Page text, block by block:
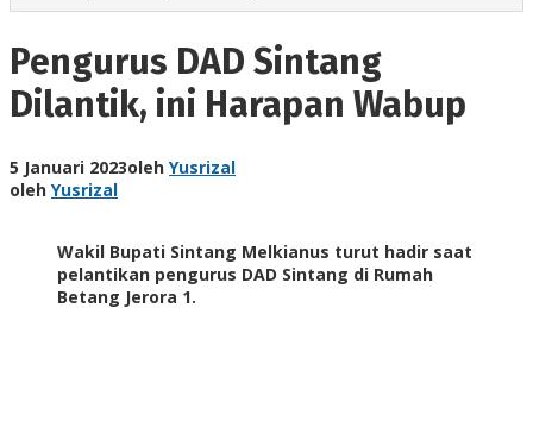
Pengurus DAD Sintang
Dilantik, ini Harapan Wabup
5 Januari 2023oleh Yusrizal
oleh Yusrizal
Wakil Bupati Sintang Melkianus turut hadir saat
pelantikan pengurus DAD Sintang di Rumah
Betang Jerora 1.